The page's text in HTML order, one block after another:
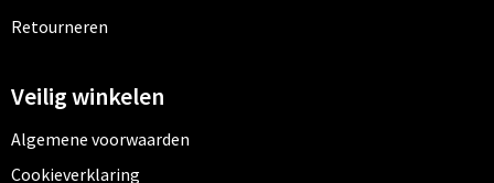
Retourneren
Veilig winkelen
Algemene voorwaarden
Cookieverklaring